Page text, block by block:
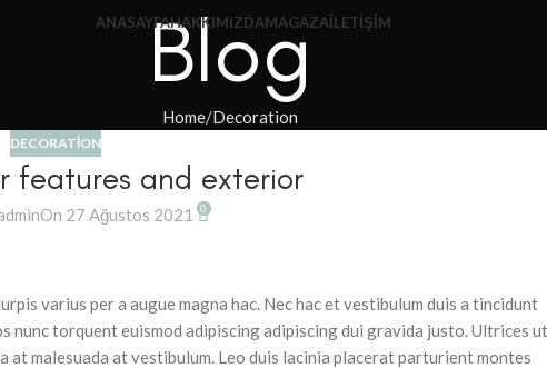
ANASAYFAHAKKIMIZDAMAGAZAİLETIŞIM
Blog
Home Decoration
DECORATION
features and exterior
On 27 Ağustos 2021 0
varius per a augue magna hac. Nec hac et vestibulum duis a tincidunt
nunc torquent euismod adipiscing adipiscing dui gravida justo. Ultrices ut
malesuada at vestibulum. Leo duis lacinia placerat parturient montes